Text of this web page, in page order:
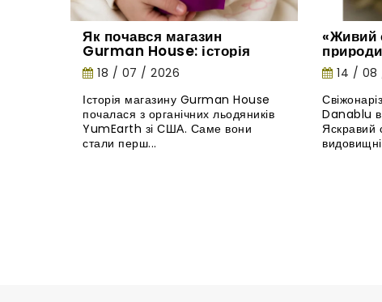
Як почався магазин
Gurman House: історія
органічних льодяників
YumEarth
18 / 07 / 2026
Історія магазину Gurman House
почалася з органічних льодяників
YumEarth зі США. Саме вони
стали перш...
«Живий
14 / 08
Danablu
Яскравий